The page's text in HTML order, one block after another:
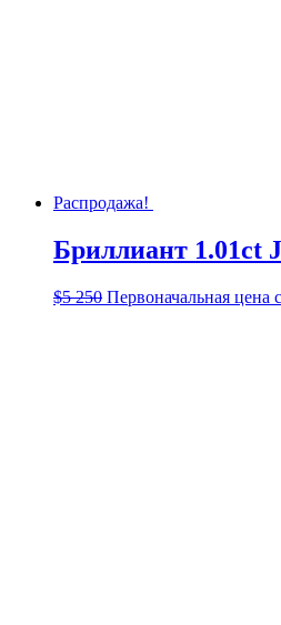
Распродажа!
Бриллиант 1.01ct
$5 250 Первоначальная цена